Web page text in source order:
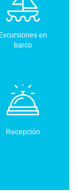
Excursiones en
barco
Recepción